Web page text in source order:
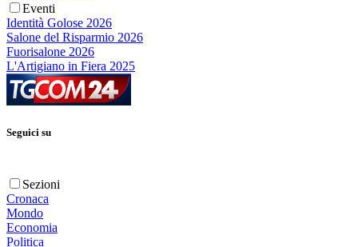
Eventi
Identità Golose 2026
Salone del Risparmio 2026
Fuorisalone 2026
L'Artigiano in Fiera 2025
Seguici su
Sezioni
Cronaca
Mondo
Economia
Politica